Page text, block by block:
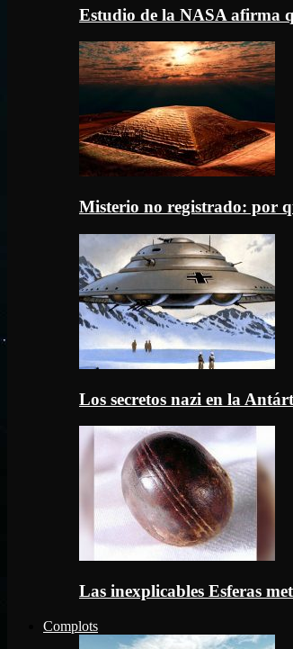
Estudio de la NASA afirma
Misterio no registrado: por
Los secretos nazi en la
Las inexplicables Esferas
Complots